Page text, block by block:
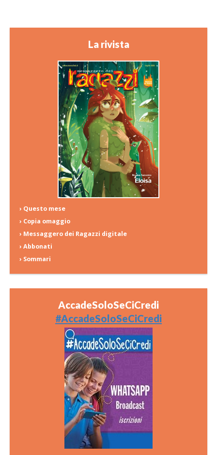
La rivista
› Questo mese
› Copia omaggio
› Messaggero dei Ragazzi digitale
› Abbonati
› Sommari
AccadeSoloSeCiCredi
#AccadeSoloSeCiCredi